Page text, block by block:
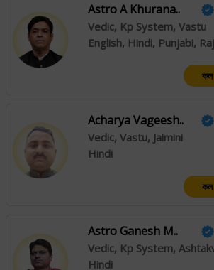
Astro A Khurana..
Vedic, Kp System, Vastu
কল
Acharya Vageesh..
Vedic, Vastu, Jaimini
Hindi
কল
Astro Ganesh M..
Hindi